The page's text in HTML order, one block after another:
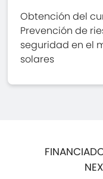
Obtención del
Prevención de
seguridad en el
solares